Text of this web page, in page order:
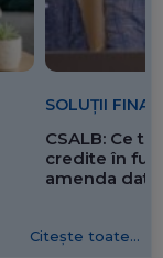
SOLUȚII
CSALB: Ce
credite în
amenda
Citește toate...